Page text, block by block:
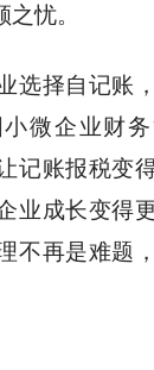
忧。
选择自记账
微企业财
记账报税变
业成长变得
不再是难题